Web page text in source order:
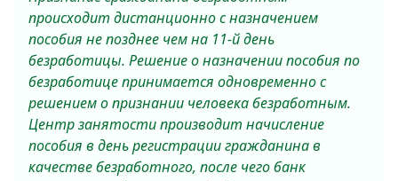
происходит дистанционно с назначением
пособия не позднее чем на 11-й день
безработицы. Решение о назначении пособия по
безработице принимается одновременно с
решением о признании человека безработным.
Центр занятости производит начисление
пособия в день регистрации гражданина в
качестве безработного, после чего банк